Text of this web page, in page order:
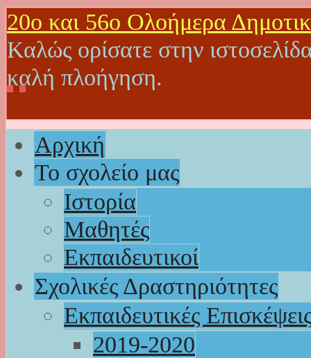
20o και 56ο Ολοήμερα
Καλώς ορίσατε στην
καλή πλοήγηση.
Αρχική
Το σχολείο μας
Ιστορία
Μαθητές
Εκπαιδευτικοί
Σχολικές Δραστηριότητες
Εκπαιδευτικές
2019-2020